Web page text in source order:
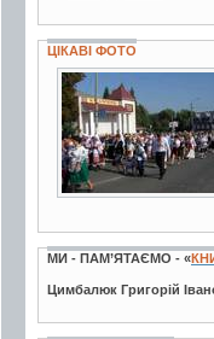
ЦІКАВІ ФОТО
5 фото
МИ - ПАМ’ЯТАЄМО - «
Цимбалюк Григорій